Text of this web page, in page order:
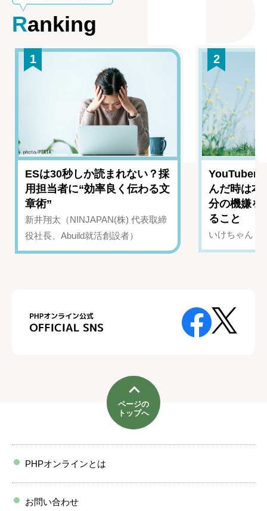
Ranking
1
ESは30秒しか読まれない？採
用担当者に“効率良く伝わる文
章術”
新井翔太（NINJAPAN(株) 代表取締
役社長、Abuild就活創設者）
2
YouTuber
んだ時は
分の機嫌を
ること
いけちゃん（
ページの
トップへ
PHPオンラインとは
お問い合わせ